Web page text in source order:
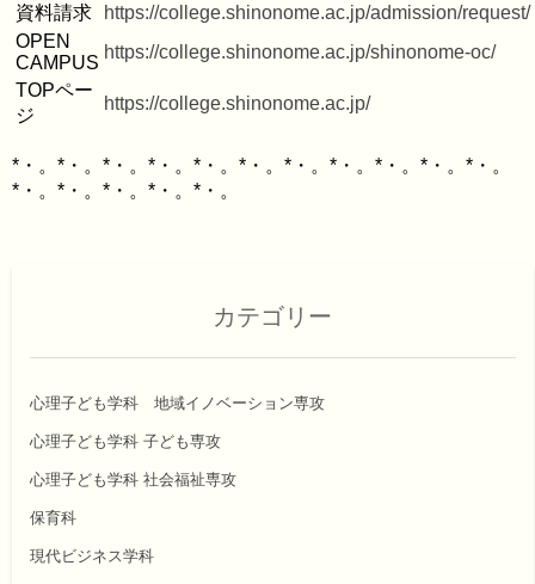
資料請求
https://college.shinonome.ac.jp/admission/request/
OPEN
CAMPUS
https://college.shinonome.ac.jp/shinonome-oc/
TOPペー
ジ
https://college.shinonome.ac.jp/
*・。*・。*・。*・。*・。*・。*・。*・。*・。*・。*・。
カテゴリー
心理子ども学科 地域イノベーション専攻
心理子ども学科 子ども専攻
心理子ども学科 社会福祉専攻
保育科
現代ビジネス学科